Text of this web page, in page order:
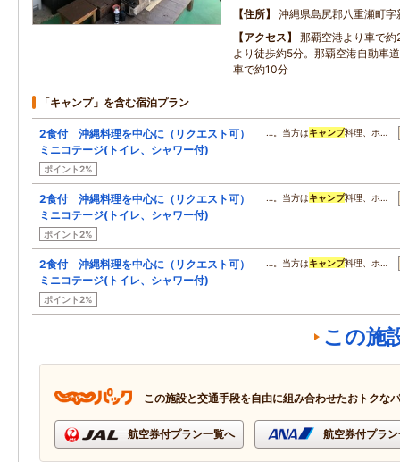
住所
沖縄県島尻郡八重瀬町字
アクセス
那覇空港より車で
より徒歩約5分。那覇空港自動車
車で約10分
「キャンプ」を含む宿泊プラン
2食付 沖縄料理を中心に（リクエスト可）
ミニコテージ(トイレ、シャワー付)
ポイント2%
…。当方はキャンプ料理、ホ…
2食付 沖縄料理を中心に（リクエスト可）
ミニコテージ(トイレ、シャワー付)
ポイント2%
…。当方はキャンプ料理、ホ…
2食付 沖縄料理を中心に（リクエスト可）
ミニコテージ(トイレ、シャワー付)
ポイント2%
…。当方はキャンプ料理、ホ…
この施
この施設と交通手段を自由に組み合わせたおトクな
航空券付プラン一覧へ 航空券付プラ